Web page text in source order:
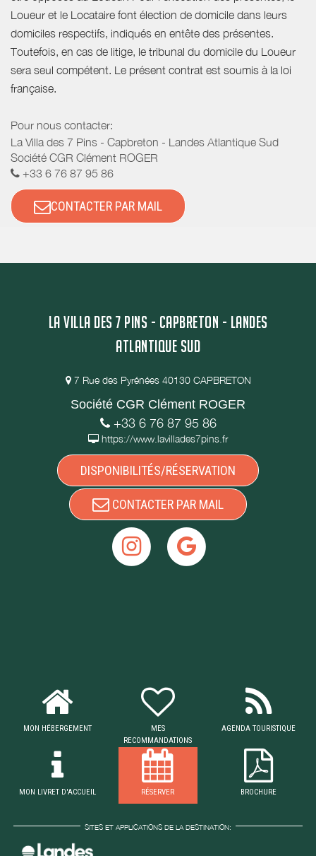
Loueur et le Locataire font élection de domicile dans leurs
domiciles respectifs, indiqués en entête des présentes.
Toutefois, en cas de litige, le tribunal du domicile du Loueur
sera seul compétent. Le présent contrat est soumis à la loi
française.
Pour nous contacter:
La Villa des 7 Pins - Capbreton - Landes Atlantique Sud
Société CGR Clément ROGER
+33 6 76 87 95 86
CONTACTER PAR MAIL
LA VILLA DES 7 PINS - CAPBRETON - LANDES
ATLANTIQUE SUD
7 Rue des Pyrénées 40130 CAPBRETON
Société CGR Clément ROGER
+33 6 76 87 95 86
https://www.lavillades7pins.fr
DISPONIBILITÉS/RÉSERVATION
CONTACTER PAR MAIL
MON HÉBERGEMENT
MES
RECOMMANDATIONS
AGENDA TOURISTIQUE
MON LIVRET D'ACCUEIL RÉSERVER BROCHURE
SITES ET APPLICATIONS DE LA DESTINATION: